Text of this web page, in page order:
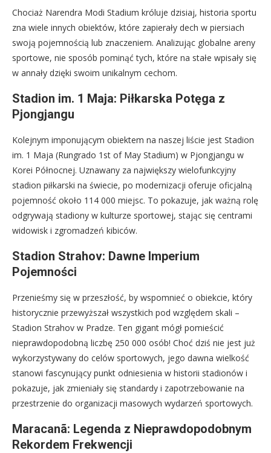
Chociaż Narendra Modi Stadium króluje dzisiaj, historia sportu
zna wiele innych obiektów, które zapierały dech w piersiach
swoją pojemnością lub znaczeniem. Analizując globalne areny
sportowe, nie sposób pominąć tych, które na stałe wpisały się
w annały dzięki swoim unikalnym cechom.
Stadion im. 1 Maja: Piłkarska Potęga z
Pjongjangu
Kolejnym imponującym obiektem na naszej liście jest Stadion
im. 1 Maja (Rungrado 1st of May Stadium) w Pjongjangu w
Korei Północnej. Uznawany za największy wielofunkcyjny
stadion piłkarski na świecie, po modernizacji oferuje oficjalną
pojemność około 114 000 miejsc. To pokazuje, jak ważną rolę
odgrywają stadiony w kulturze sportowej, stając się centrami
widowisk i zgromadzeń kibiców.
Stadion Strahov: Dawne Imperium
Pojemności
Przenieśmy się w przeszłość, by wspomnieć o obiekcie, który
historycznie przewyższał wszystkich pod względem skali –
Stadion Strahov w Pradze. Ten gigant mógł pomieścić
nieprawdopodobną liczbę 250 000 osób! Choć dziś nie jest już
wykorzystywany do celów sportowych, jego dawna wielkość
stanowi fascynujący punkt odniesienia w historii stadionów i
pokazuje, jak zmieniały się standardy i zapotrzebowanie na
przestrzenie do organizacji masowych wydarzeń sportowych.
Maracanã: Legenda z Nieprawdopodobnym
Rekordem Frekwencji